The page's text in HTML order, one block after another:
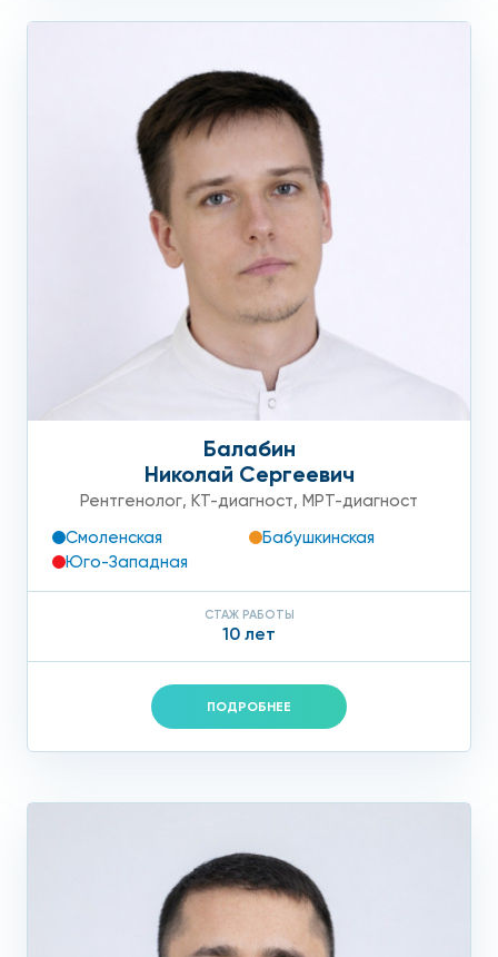
Балабин
Николай Сергеевич
Рентгенолог, КТ-диагност, МРТ-диагност
Смоленская
Бабушкинская
Юго-Западная
СТАЖ РАБОТЫ
10 лет
ПОДРОБНЕЕ